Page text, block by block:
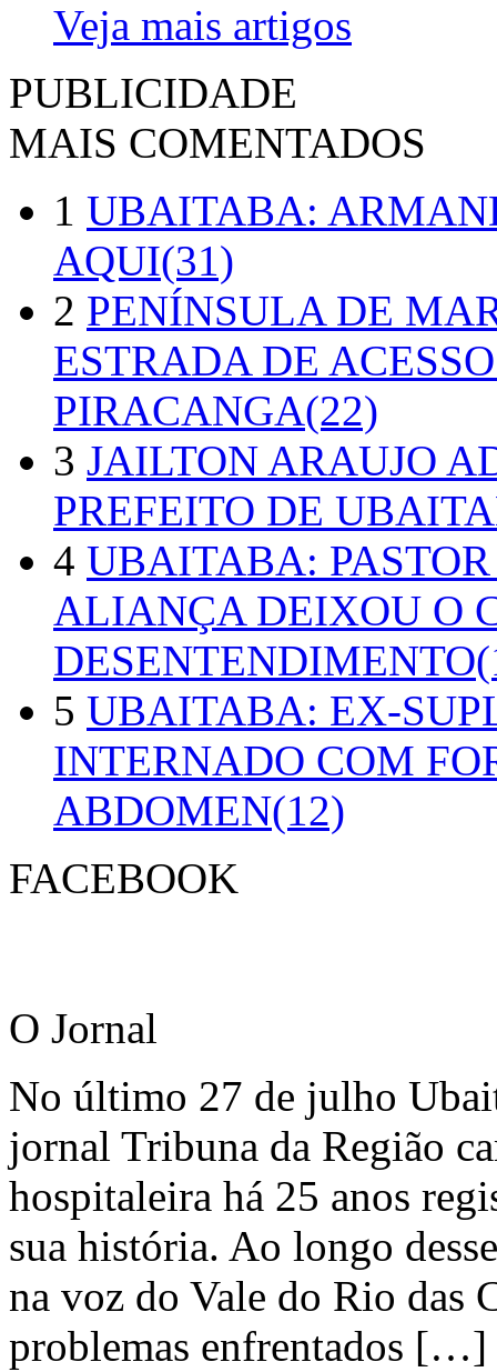
Veja mais artigos
PUBLICIDADE
MAIS COMENTADOS
1 UBAITABA:
AQUI(31)
2 PENÍNSULA DE
ESTRADA DE
PIRACANGA(22)
3 JAILTON ARAUJO
PREFEITO DE
4 UBAITABA:
ALIANÇA DEIXOU O
5 UBAITABA: EX-
INTERNADO COM
ABDOMEN(12)
FACEBOOK
O Jornal
No último 27 de julho
jornal Tribuna da Região
hospitaleira há 25 anos
sua história. Ao longo
na voz do Vale do Rio das
problemas enfrentados […]